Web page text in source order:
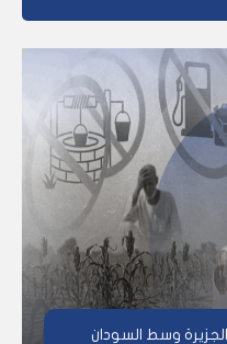
وسط السودان